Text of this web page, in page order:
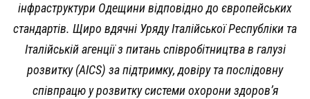
інфраструктури Одещини відповідно до європейських
стандартів. Щиро вдячні Уряду Італійської Республіки та
Італійській агенції з питань співробітництва в галузі
розвитку (AICS) за підтримку, довіру та послідовну
співпрацю у розвитку системи охорони здоров’я